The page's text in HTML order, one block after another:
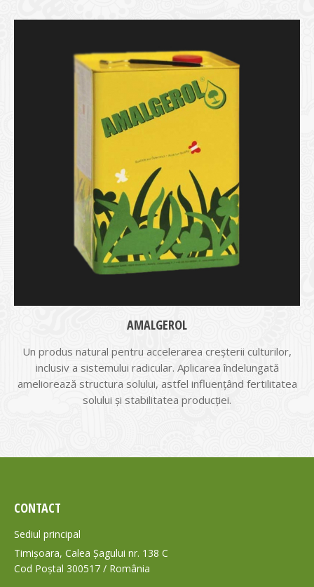
AMALGEROL
Un produs natural pentru accelerarea creşterii culturilor,
inclusiv a sistemului radicular. Aplicarea îndelungată
ameliorează structura solului, astfel influenţând fertilitatea
solului şi stabilitatea producţiei.
CONTACT
Sediul principal
Timișoara, Calea Șagului nr. 138 C
Cod Poștal 300517 / România